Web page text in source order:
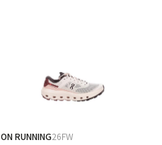
ON RUNNING26FW